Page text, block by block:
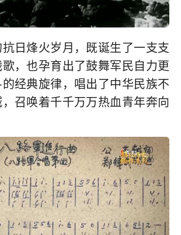
日烽火岁月，既诞生了一支支
，也孕育出了鼓舞军民自力更
经典旋律，唱出了中华民族不
召唤着千千万万热血青年奔向